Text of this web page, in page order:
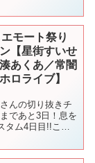
モート祭り
【星街すいせ
あくあ／常闇
ロライブ】
んの切り抜きチ
であと3日！息を
タム4日目!!この